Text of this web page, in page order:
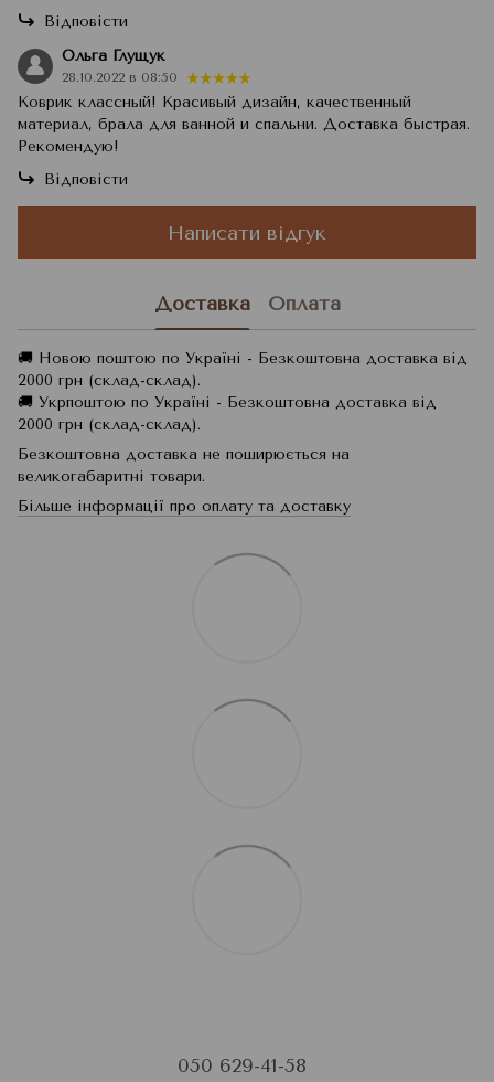
Відповісти
Ольга Глущук
28.10.2022 в 08:50
Коврик классный! Красивый дизайн, качественный
материал, брала для ванной и спальни. Доставка быстрая.
Рекомендую!
Відповісти
Написати відгук
Доставка Оплата
🚚 Новою поштою по Україні - Безкоштовна доставка від
2000 грн (склад-склад).
🚚 Укрпоштою по Україні - Безкоштовна доставка від
2000 грн (склад-склад).
Безкоштовна доставка не поширюється на
великогабаритні товари.
Більше інформації про оплату та доставку
050 629-41-58